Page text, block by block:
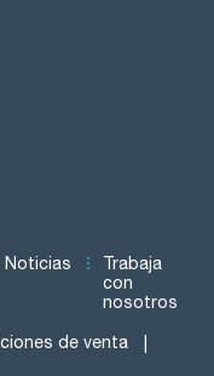
Noticias
Trabaja
con
nosotros
de venta